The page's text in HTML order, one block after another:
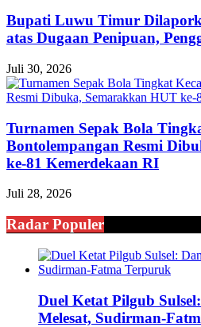
Bupati Luwu Timur
atas Dugaan Penipuan,
Juli 30, 2026
Turnamen Sepak Bola
Bontolempangan Resmi
ke-81 Kemerdekaan RI
Juli 28, 2026
Radar Populer
Duel Ketat Pilgub
Melesat, Sudirman-